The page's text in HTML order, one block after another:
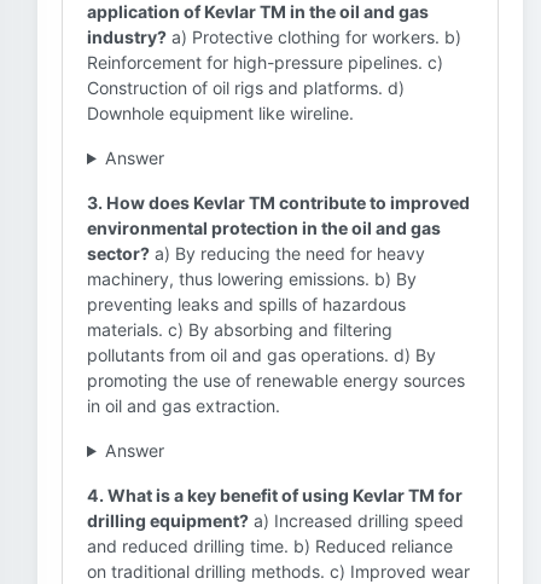
application of Kevlar TM in the oil and gas
industry? a) Protective clothing for workers. b)
Reinforcement for high-pressure pipelines. c)
Construction of oil rigs and platforms. d)
Downhole equipment like wireline.
Answer
3. How does Kevlar TM contribute to improved
environmental protection in the oil and gas
sector? a) By reducing the need for heavy
machinery, thus lowering emissions. b) By
preventing leaks and spills of hazardous
materials. c) By absorbing and filtering
pollutants from oil and gas operations. d) By
promoting the use of renewable energy sources
in oil and gas extraction.
Answer
4. What is a key benefit of using Kevlar TM for
drilling equipment? a) Increased drilling speed
and reduced drilling time. b) Reduced reliance
on traditional drilling methods. c) Improved wear